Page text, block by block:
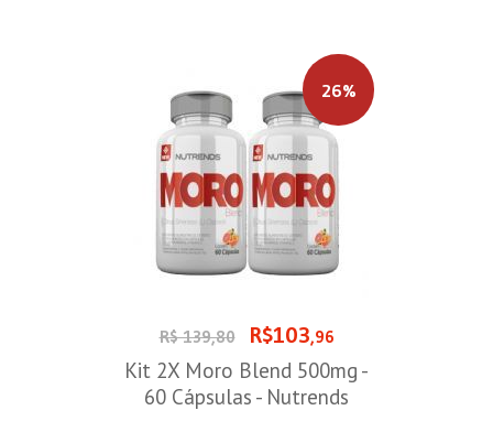
26%
R$ 139,80 R$103,96
Kit 2X Moro Blend 500mg -
60 Cápsulas - Nutrends